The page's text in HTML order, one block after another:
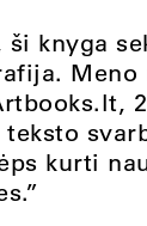
knyga
teksto
kurti